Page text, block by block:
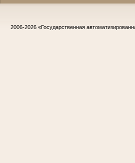
2006-2026 «Государственная